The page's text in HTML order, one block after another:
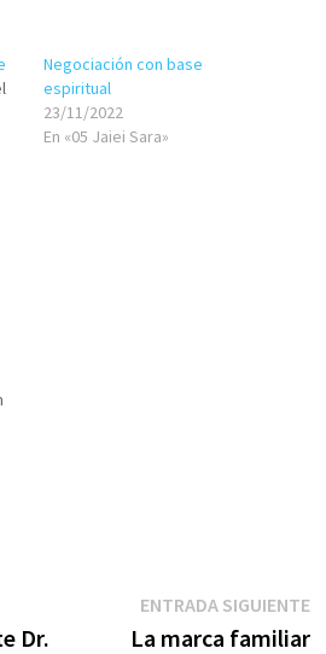
Negociación con base
espiritual
23/11/2022
En «05 Jaiei Sara»
Dr.
ENTRADA SIGUIENTE
La marca familiar